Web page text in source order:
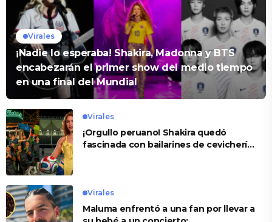
Virales
¡Nadie lo esperaba! Shakira, Madonna y BTS
encabezarán el primer show del medio tiempo
en una final del Mundial
Virales
¡Orgullo peruano! Shakira quedó
fascinada con bailarines de cevichería
Virales
Maluma enfrentó a una fan por llevar a